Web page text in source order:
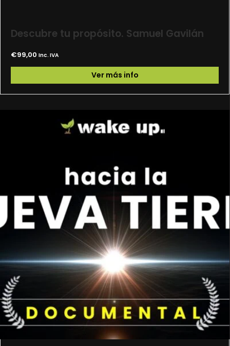
Descubre tu propósito. Samuel Gavilán
€99,00 Inc. IVA
Ver más info